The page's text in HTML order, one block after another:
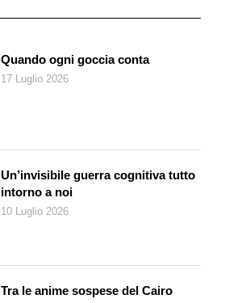
Quando ogni goccia conta
17 Luglio 2026
Un’invisibile guerra cognitiva tutto
intorno a noi
10 Luglio 2026
Tra le anime sospese del Cairo